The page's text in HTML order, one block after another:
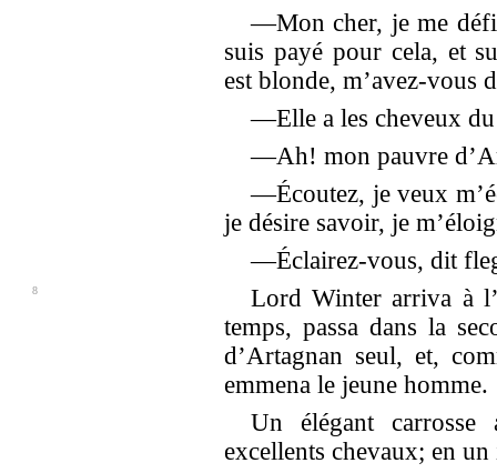
—Mon cher, je me
suis payé pour cela, et
est blonde, m’avez-vous
—Elle a les cheveux
—Ah! mon pauvre
—Écoutez, je veux
je désire savoir, je
—Éclairez-vous, dit
Lord Winter arriva à
8
temps, passa dans la
d’Artagnan seul, et,
emmena le jeune homme.
Un élégant
excellents chevaux; en